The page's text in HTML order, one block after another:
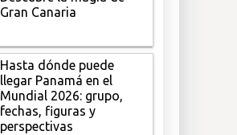
Gran Canaria
Hasta dónde puede
llegar Panamá en el
Mundial 2026: grupo,
fechas, figuras y
perspectivas